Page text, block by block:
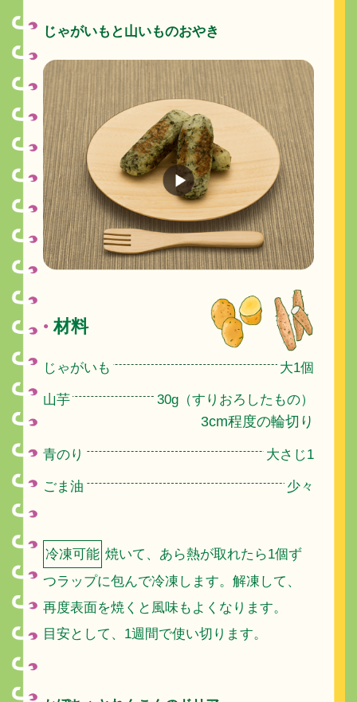
じゃがいもと山いものおやき
● 材料
じゃがいも 大1個
山芋 30g（すりおろしたもの）
3cm程度の輪切り
青のり 大さじ1
ごま油 少々
冷凍可能 焼いて、あら熱が取れたら1個ず
つラップに包んで冷凍します。解凍して、
再度表面を焼くと風味もよくなります。
目安として、1週間で使い切ります。